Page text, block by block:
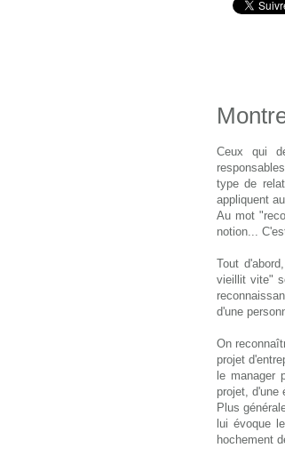
Ceux qui
type de
appliquent
Au mot
notion...
Tout
vieillit vite"
d'une
On
projet
le manager
projet, d'une
Plus
lui évoque
hochement